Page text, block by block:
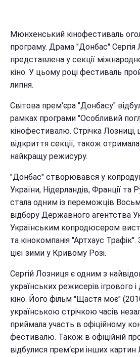
Мюнхенський кінофестиваль
програму. Драма "Донбас" Сергія
представлена у секції
кіно. У цьому році фестиваль
липня.
Світова прем'єра "Донбасу"
рамках програми "Особливий
кінофестивалю. Стрічка
відкриття секції, також
найкращу режисуру.
"Донбас" створювався у
України, Нідерландів, Франції та
стала одним із переможців
відбору Державного агентства
Українським копродюсером
та кінокомпанія "Артхаус
цієї зими у Кривому Розі.
Сергій Лозниця є одним з
українських режисерів ігрового
кіно. Його фільм "Щастя моє"
українською стрічкою часів
приймала участь в офіційному
фестивалю. Також в офіційній
відбулися прем‘єри інших